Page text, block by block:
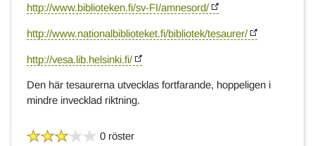
http://www.biblioteken.fi/sv-FI/amnesord/
http://www.nationalbiblioteket.fi/bibliotek/tesaurer/
http://vesa.lib.helsinki.fi/
Den här tesaurerna utvecklas fortfarande, hoppeligen i
mindre invecklad riktning.
0 röster